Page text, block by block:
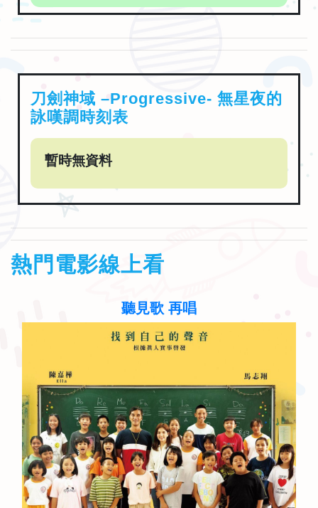
刀劍神域 –Progressive- 無星夜的
詠嘆調時刻表
暫時無資料
熱門電影線上看
聽見歌 再唱